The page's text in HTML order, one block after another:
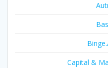
Capital &